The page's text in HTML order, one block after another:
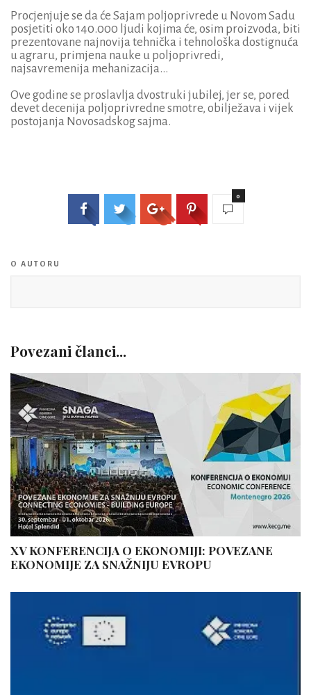
Procjenjuje se da će Sajam poljoprivrede u Novom Sadu
posjetiti oko 140.000 ljudi kojima će, osim proizvoda, biti
prezentovane najnovija tehnička i tehnološka dostignuća
u agraru, primjena nauke u poljoprivredi,
najsavremenija mehanizacija...
Ove godine se proslavlja dvostruki jubilej, jer se, pored
devet decenija poljoprivredne smotre, obilježava i vijek
postojanja Novosadskog sajma.
0
O AUTORU
Povezani članci...
XV KONFERENCIJA O EKONOMIJI: POVEZANE
EKONOMIJE ZA SNAŽNIJU EVROPU